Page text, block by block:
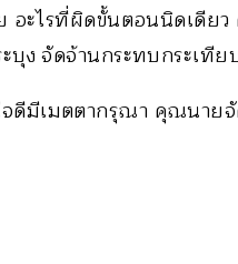
อะไรที่ผิดขั้นตอนนิดเดี
ง จัดจ้านกระทบกระเทีย
มีเมตตากรุณา คุณนายจั